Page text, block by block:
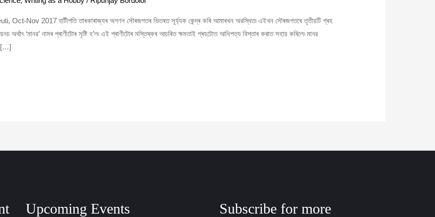
Oct-Nov 2017 হাটীপতি তাৰকাৰাজ্যৰ অগণন সৌৰজগতৰ ভিতৰত সূৰ্য্যক কেন্দ্ৰ কৰি আমাৰখন অৱস্থিত৷ এইখন সৌৰজগতৰে তৃতীয়টি গ্ৰহ
অৰ্থাৎ ‘মানৱ’ নামৰ প্ৰাণীটোৰ সৃষ্টি হ’ল৷ এই প্ৰাণীটোৰ মস্তিষ্কৰ আচৰিত ক্ষমতাই গ্ৰহটোত আধিপত্য বিস্তাৰ কৰাত সহায় কৰিলে৷ মানৱ
[…]
Upcoming Events Subscribe for more